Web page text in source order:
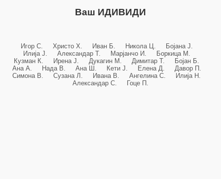
Ваш ИДИВИДИ
Игор С. Христо Х. Иван Б. Никола Ц. Бојана Ј.
Илија Ј. Александар Т. Марјанчо И. Боркица М.
Кузман К. Ирена Ј. Дукагин М. Димитар Т. Бојан Б.
Ана А. Нада В. Ана Ш. Кети Ј. Елена Д. Давор П.
Симона В. Сузана Л. Ивана В. Ангелина С. Илија Н.
Александар С. Гоце П.